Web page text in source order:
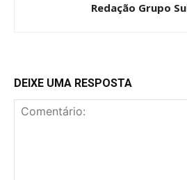
Redação Grupo
DEIXE UMA RESPOSTA